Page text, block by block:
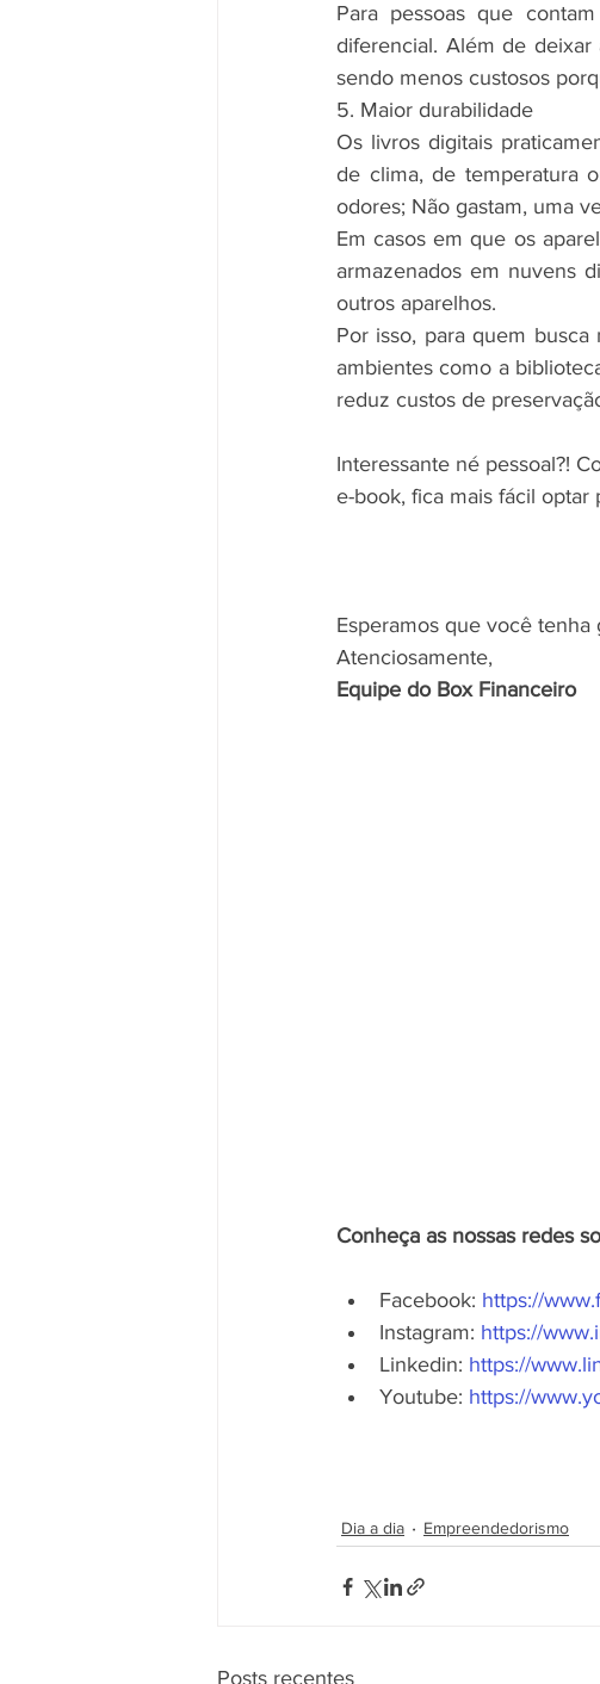
Para pessoas que
diferencial. Além de deixar
sendo menos custosos
5. Maior durabilidade
Os livros digitais
de clima, de temperatura
odores; Não gastam, uma
Em casos em que os
armazenados em nuvens
outros aparelhos.
Por isso, para quem
ambientes como a
reduz custos de
Interessante né pessoal?!
e-book, fica mais fácil optar
Esperamos que você tenha
Atenciosamente,
Equipe do Box Financeiro
Conheça as nossas redes
Facebook: https://
Instagram: https://
Linkedin: https://
Youtube: https://
Dia a dia Empreendedorismo
Posts recentes